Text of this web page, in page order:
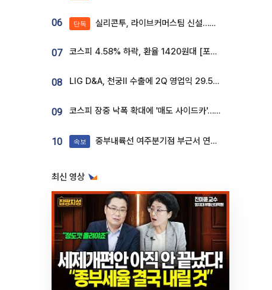
06 단독 실리콘투, 라이브커머스팀 신설…K뷰티 ‘글로벌 판매망’ 확대[K뷰티 라방戰]
07 코스피 4.58% 하락, 환율 1420원대 [포토]
08 LIG D&A, 천궁Ⅱ 수출에 2Q 영업익 29.5%↑…수주잔고 24.6조 [종합]
09 코스피 장중 낙폭 확대에 '매도 사이드카'…외인 2.8조'팔자'· 개인 3.1조 '사자'
10 속보 중부내륙선 여주분기점 부근서 연이은 추돌사고 발생
최신 영상